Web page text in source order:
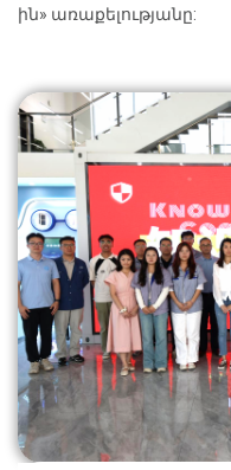
ին» առաքելությանը: